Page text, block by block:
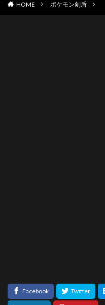
HOME ポケモン剣盾